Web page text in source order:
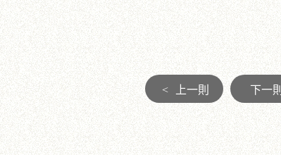
< 上一則 下一則